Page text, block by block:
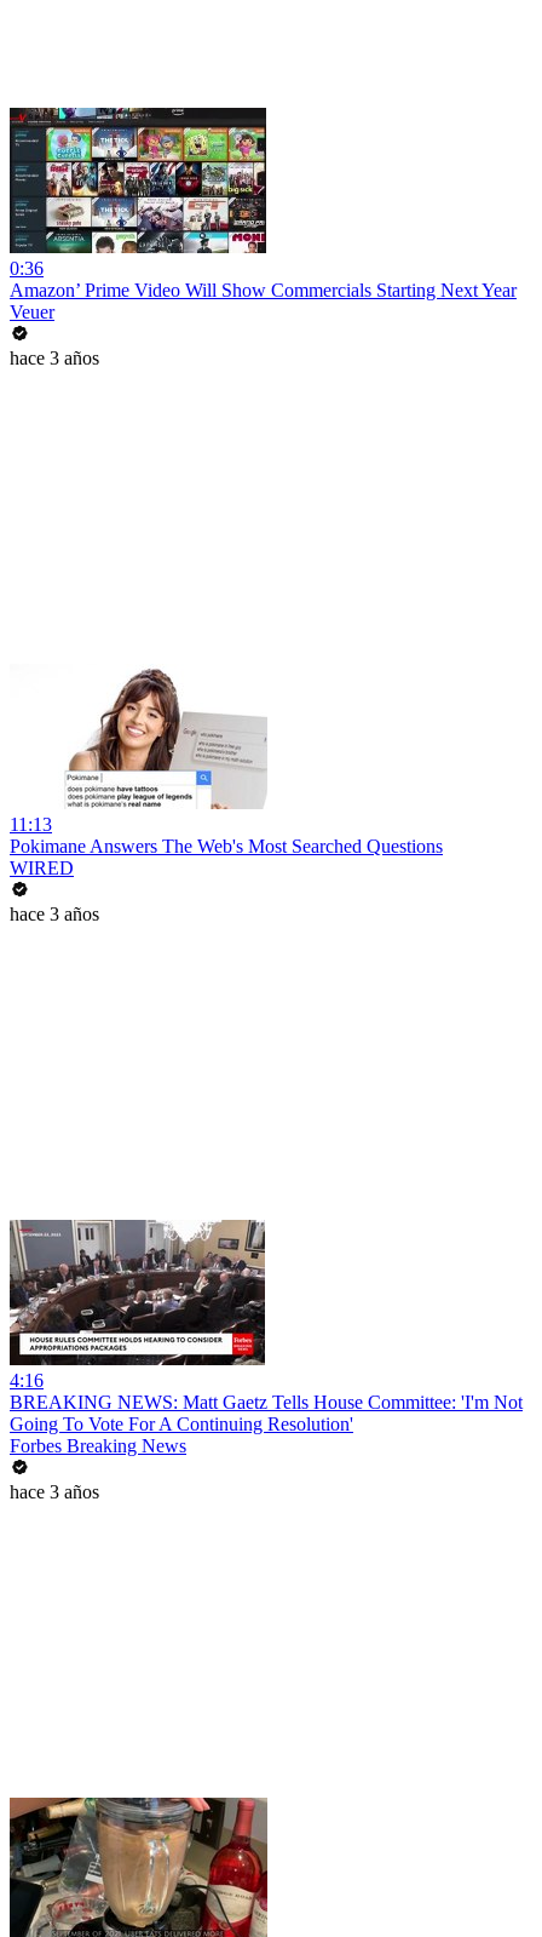
0:36
Amazon’ Prime Video Will Show Commercials Starting Next Year
Veuer
hace 3 años
11:13
Pokimane Answers The Web's Most Searched Questions
WIRED
hace 3 años
4:16
BREAKING NEWS: Matt Gaetz Tells House Committee: 'I'm Not
Going To Vote For A Continuing Resolution'
Forbes Breaking News
hace 3 años